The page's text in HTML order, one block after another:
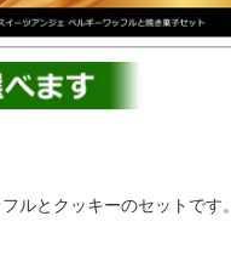
ルとクッキーのセットです。